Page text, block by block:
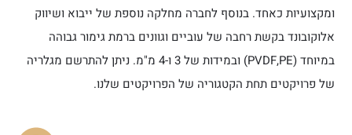
ומקצועיות כאחד. בנוסף לחברה מחלקה נוספת של ייבוא ושיווק
אלוקובונד בקשת רחבה של עוביים וגוונים ברמת גימור גבוהה
במיוחד (PVDF,PE) ובמידות של 3 ו-4 מ"מ. ניתן להתרשם מגלריה
של פרויקטים תחת הקטגוריה של הפרויקטים שלנו.